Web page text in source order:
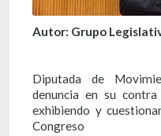
Autor: Grupo
Diputada de
denuncia en su
exhibiendo y
Congreso